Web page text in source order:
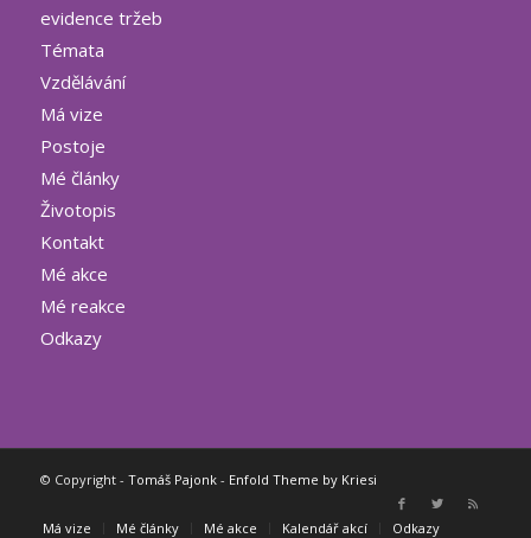
evidence tržeb
Témata
Vzdělávání
Má vize
Postoje
Mé články
Životopis
Kontakt
Mé akce
Mé reakce
Odkazy
© Copyright - Tomáš Pajonk- Enfold Theme by Kriesi
Má vize Mé články Mé akce Kalendář akcí Odkazy